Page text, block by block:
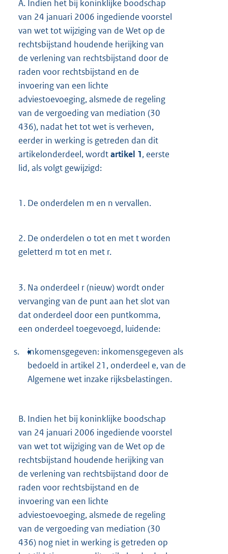
A. Indien het bij koninklijke boodschap
van 24 januari 2006 ingediende voorstel
van wet tot wijziging van de Wet op de
rechtsbijstand houdende herijking van
de verlening van rechtsbijstand door de
raden voor rechtsbijstand en de
invoering van een lichte
adviestoevoeging, alsmede de regeling
van de vergoeding van mediation (30
436), nadat het tot wet is verheven,
eerder in werking is getreden dan dit
artikelonderdeel, wordtartikel 1, eerste
lid, als volgt gewijzigd:
1. De onderdelen m en n vervallen.
2. De onderdelen o tot en met t worden
geletterd m tot en met r.
3. Na onderdeel r (nieuw) wordt onder
vervanging van de punt aan het slot van
dat onderdeel door een puntkomma,
een onderdeel toegevoegd, luidende:
s.
inkomensgegeven: inkomensgegeven als
bedoeld in artikel 21, onderdeel e, van de
Algemene wet inzake rijksbelastingen.
B. Indien het bij koninklijke boodschap
van 24 januari 2006 ingediende voorstel
van wet tot wijziging van de Wet op de
rechtsbijstand houdende herijking van
de verlening van rechtsbijstand door de
raden voor rechtsbijstand en de
invoering van een lichte
adviestoevoeging, alsmede de regeling
van de vergoeding van mediation (30
436) nog niet in werking is getreden op